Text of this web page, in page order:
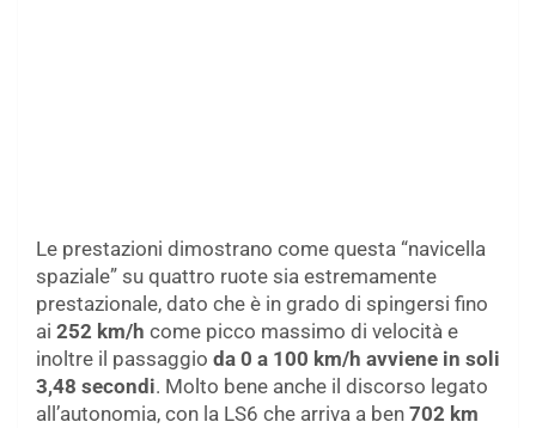
Le prestazioni dimostrano come questa “navicella
spaziale” su quattro ruote sia estremamente
prestazionale, dato che è in grado di spingersi fino
ai 252 km/h come picco massimo di velocità e
inoltre il passaggio da 0 a 100 km/h avviene in soli
3,48 secondi. Molto bene anche il discorso legato
all’autonomia, con la LS6 che arriva a ben 702 km